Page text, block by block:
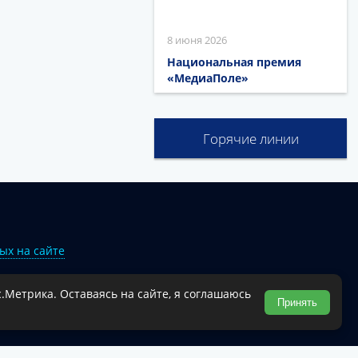
8 июня 2026
Национальная премия
«МедиаПоле»
Горячие линии
на сайте
муниципального округа.
Оставаясь на сайте, я соглашаюсь
Принять